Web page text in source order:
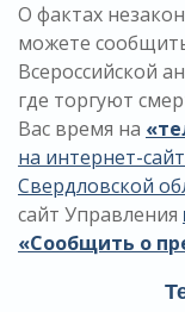
О фактах
можете
Всероссийской
где торгуют
Вас время на
на интернет-
Свердловской
сайт Управления
«Сообщить о